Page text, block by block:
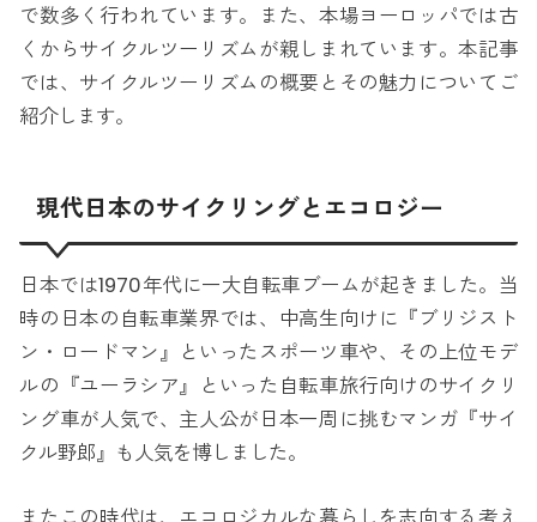
で数多く行われています。また、本場ヨーロッパでは古
くからサイクルツーリズムが親しまれています。本記事
では、サイクルツーリズムの概要とその魅力についてご
紹介します。
現代日本のサイクリングとエコロジー
日本では1970年代に一大自転車ブームが起きました。当
時の日本の自転車業界では、中高生向けに『ブリジスト
ン・ロードマン』といったスポーツ車や、その上位モデ
ルの『ユーラシア』といった自転車旅行向けのサイクリ
ング車が人気で、主人公が日本一周に挑むマンガ『サイ
クル野郎』も人気を博しました。